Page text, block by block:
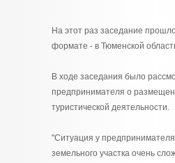
На этот раз заседание
формате - в Тюменской
В ходе заседания было
предпринимателя о
туристической деятельности.
"Ситуация у
земельного участка очень